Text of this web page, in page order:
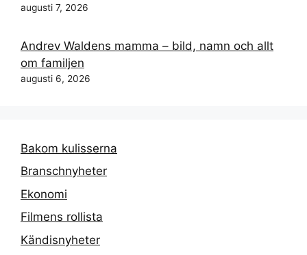
augusti 7, 2026
Andrev Waldens mamma – bild, namn och allt
om familjen
augusti 6, 2026
Bakom kulisserna
Branschnyheter
Ekonomi
Filmens rollista
Kändisnyheter